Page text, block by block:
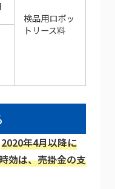
検品用ロボッ
トリース料
2020年4月以降に
効は、売掛金の支